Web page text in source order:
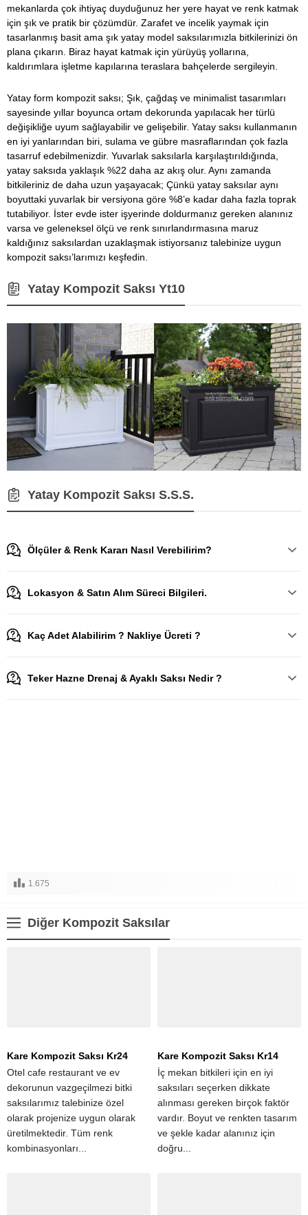
mekanlarda çok ihtiyaç duyduğunuz her yere hayat ve renk katmak
için şık ve pratik bir çözümdür. Zarafet ve incelik yaymak için
tasarlanmış basit ama şık yatay model saksılarımızla bitkilerinizi ön
plana çıkarın. Biraz hayat katmak için yürüyüş yollarına,
kaldırımlara işletme kapılarına teraslara bahçelerde sergileyin.
Yatay form kompozit saksı; Şık, çağdaş ve minimalist tasarımları
sayesinde yıllar boyunca ortam dekorunda yapılacak her türlü
değişikliğe uyum sağlayabilir ve gelişebilir. Yatay saksı kullanmanın
en iyi yanlarından biri, sulama ve gübre masraflarından çok fazla
tasarruf edebilmenizdir. Yuvarlak saksılarla karşılaştırıldığında,
yatay saksıda yaklaşık %22 daha az akış olur. Aynı zamanda
bitkileriniz de daha uzun yaşayacak; Çünkü yatay saksılar aynı
boyuttaki yuvarlak bir versiyona göre %8’e kadar daha fazla toprak
tutabiliyor. İster evde ister işyerinde doldurmanız gereken alanınız
varsa ve geleneksel ölçü ve renk sınırlandırmasına maruz
kaldığınız saksılardan uzaklaşmak istiyorsanız talebinize uygun
kompozit saksı’larımızı keşfedin.
Yatay Kompozit Saksı Yt10
Yatay Kompozit Saksı S.S.S.
Ölçüler & Renk Kararı Nasıl Verebilirim?
Lokasyon & Satın Alım Süreci Bilgileri.
Kaç Adet Alabilirim ? Nakliye Ücreti ?
Teker Hazne Drenaj & Ayaklı Saksı Nedir ?
1.675
Diğer Kompozit Saksılar
Kare Kompozit Saksı Kr24
Otel cafe restaurant ve ev
dekorunun vazgeçilmezi bitki
saksılarımız talebinize özel
olarak projenize uygun olarak
üretilmektedir. Tüm renk
kombinasyonları...
Kare Kompozit Saksı Kr14
İç mekan bitkileri için en iyi
saksıları seçerken dikkate
alınması gereken birçok faktör
vardır. Boyut ve renkten tasarım
ve şekle kadar alanınız için
doğru...